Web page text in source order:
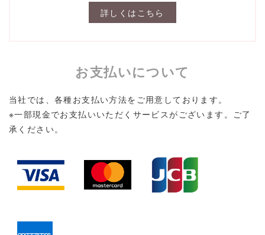
詳しくはこちら
お支払いについて
当社では、各種お支払い方法をご用意しております。
※一部現金でお支払いいただくサービスがございます。ご了
承ください。